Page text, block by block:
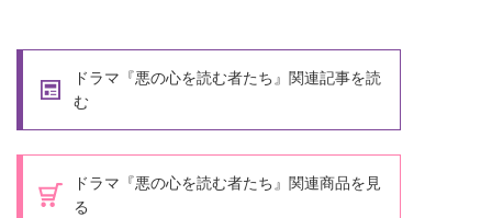
ドラマ『悪の心を読む者たち』関連記事を読
む
ドラマ『悪の心を読む者たち』関連商品を見
る